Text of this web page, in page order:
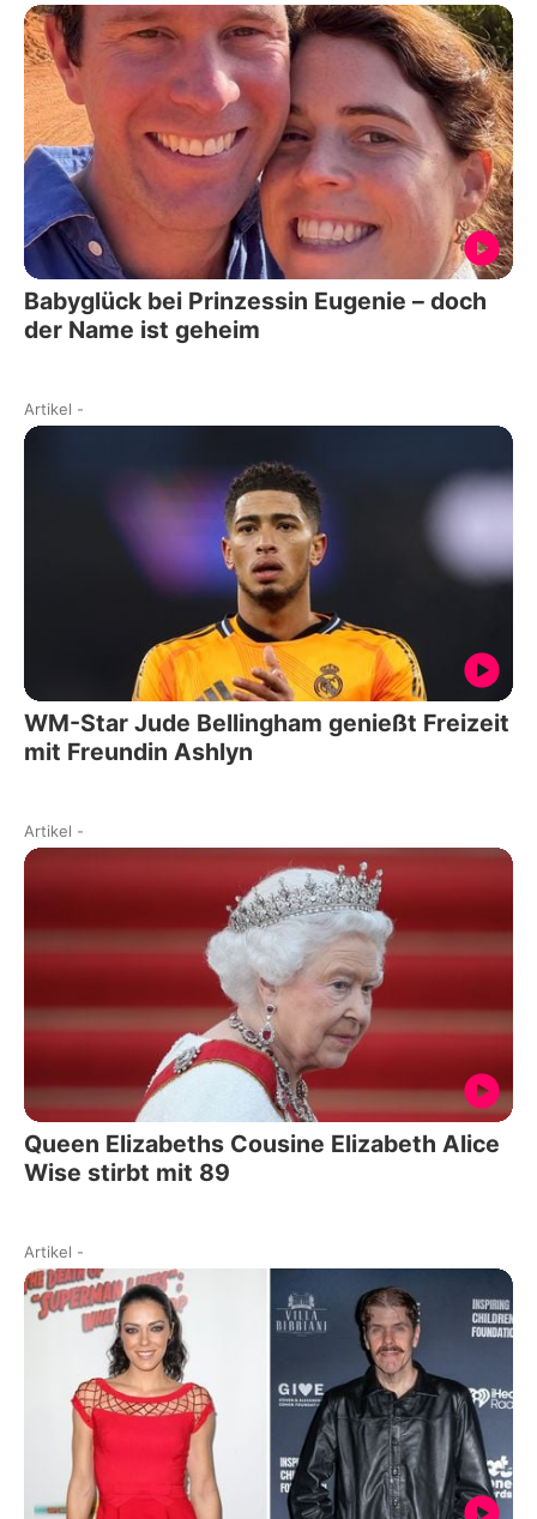
Babyglück bei Prinzessin Eugenie – doch
der Name ist geheim
Artikel -
WM-Star Jude Bellingham genießt Freizeit
mit Freundin Ashlyn
Artikel -
Queen Elizabeths Cousine Elizabeth Alice
Wise stirbt mit 89
Artikel -